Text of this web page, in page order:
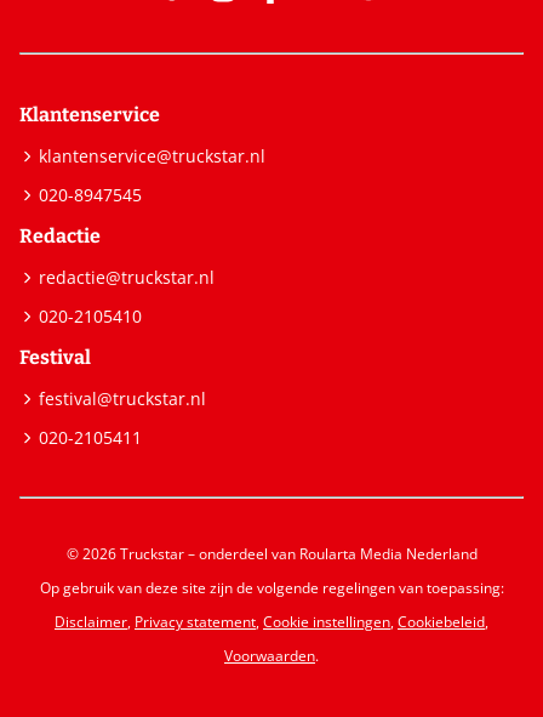
Klantenservice
klantenservice@truckstar.nl
020-8947545
Redactie
redactie@truckstar.nl
020-2105410
Festival
festival@truckstar.nl
020-2105411
© 2026 Truckstar – onderdeel van Roularta Media Nederland
Op gebruik van deze site zijn de volgende regelingen van toepassing:
Disclaimer, Privacy statement,Cookie instellingen,Cookiebeleid,
Voorwaarden.